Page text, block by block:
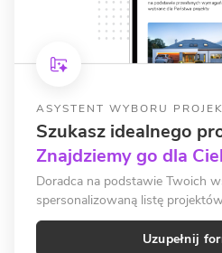
ASYSTENT WYBORU
Szukasz idealnego
Znajdziemy go dla
Doradca na podstawie Twoich
spersonalizowaną listę
Uzupełnij